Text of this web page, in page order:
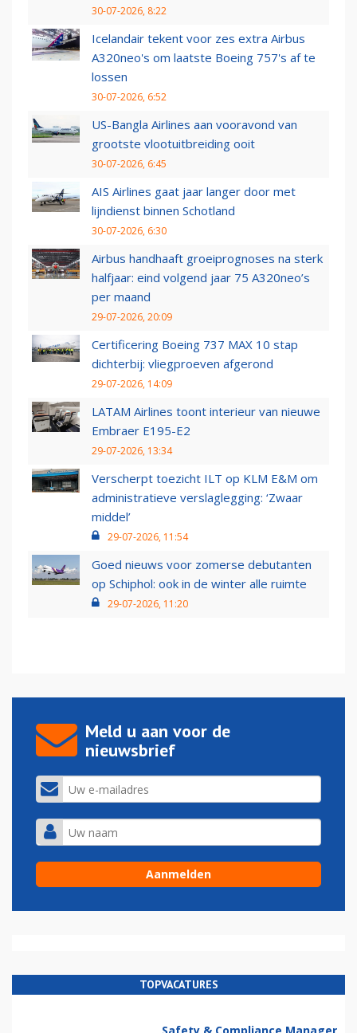
30-07-2026, 8:22
Icelandair tekent voor zes extra Airbus
A320neo's om laatste Boeing 757's af te
lossen
30-07-2026, 6:52
US-Bangla Airlines aan vooravond van
grootste vlootuitbreiding ooit
30-07-2026, 6:45
AIS Airlines gaat jaar langer door met
lijndienst binnen Schotland
30-07-2026, 6:30
Airbus handhaaft groeiprognoses na sterk
halfjaar: eind volgend jaar 75 A320neo’s
per maand
29-07-2026, 20:09
Certificering Boeing 737 MAX 10 stap
dichterbij: vliegproeven afgerond
29-07-2026, 14:09
LATAM Airlines toont interieur van nieuwe
Embraer E195-E2
29-07-2026, 13:34
Verscherpt toezicht ILT op KLM E&M om
administratieve verslaglegging: ‘Zwaar
middel’
29-07-2026, 11:54
Goed nieuws voor zomerse debutanten
op Schiphol: ook in de winter alle ruimte
29-07-2026, 11:20
Meld u aan voor de
nieuwsbrief
TOPVACATURES